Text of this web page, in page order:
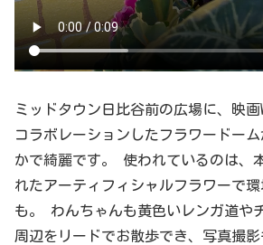
ミッドタウン日比谷前の広場に、映
コラボレーションしたフラワードー
かで綺麗です。 使われているのは、
れたアーティフィシャルフラワーで
も。 わんちゃんも黄色いレンガ道や
周辺をリードでお散歩でき、写真撮